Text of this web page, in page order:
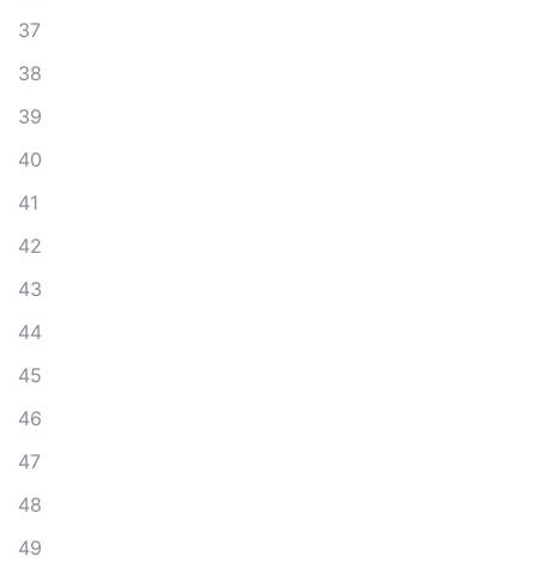
37
38
39
40
41
42
43
44
45
46
47
48
49